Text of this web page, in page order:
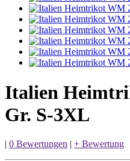
Italien
Gr. S-3XL
| 0 Bewertungen | + Bewertung